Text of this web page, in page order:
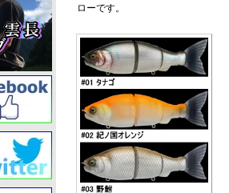
ローです。